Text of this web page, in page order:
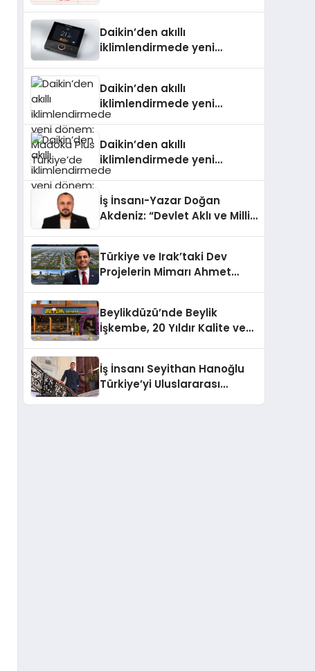
Daikin’den akıllı
iklimlendirmede yeni
Daikin’den akıllı
iklimlendirmede yeni
dönem: Madoka Plus
Daikin’den akıllı
iklimlendirmede yeni
dönem: Madoka Plus
İş İnsanı-Yazar Doğan
Akdeniz: “Devlet Aklı ve Milli
Türkiye ve Irak’taki Dev
Projelerin Mimarı Ahmet
Holding Industrial City”
Projesini Hayata Geçirecek
Beylikdüzü’nde Beylik
İşkembe, 20 Yıldır Kalite ve
İş İnsanı Seyithan Hanoğlu
Türkiye’yi Uluslararası